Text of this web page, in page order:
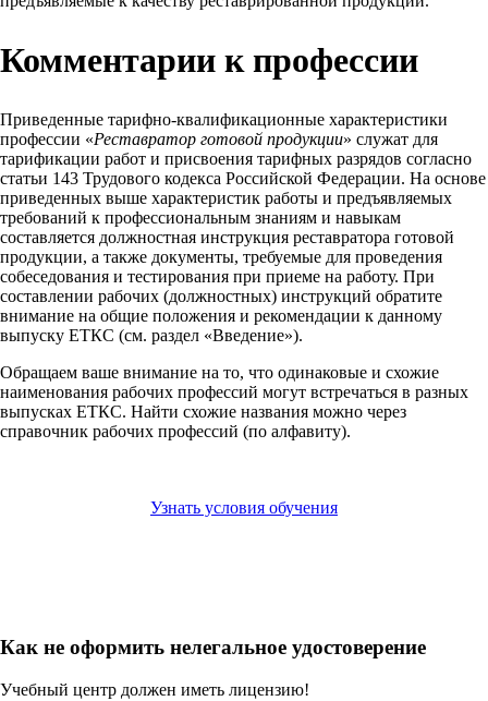
Комментарии к профессии
Приведенные тарифно-квалификационные характеристики
профессии «Реставратор готовой продукции» служат для
тарификации работ и присвоения тарифных разрядов согласно
статьи 143 Трудового кодекса Российской Федерации. На основе
приведенных выше характеристик работы и предъявляемых
требований к профессиональным знаниям и навыкам
составляется должностная инструкция реставратора готовой
продукции, а также документы, требуемые для проведения
собеседования и тестирования при приеме на работу. При
составлении рабочих (должностных) инструкций обратите
внимание на общие положения и рекомендации к данному
выпуску ЕТКС (см. раздел «Введение»).
Обращаем ваше внимание на то, что одинаковые и схожие
наименования рабочих профессий могут встречаться в разных
выпусках ЕТКС. Найти схожие названия можно через
справочник рабочих профессий (по алфавиту).
Узнать условия обучения
Как не оформить нелегальное удостоверение
Учебный центр должен иметь лицензию!